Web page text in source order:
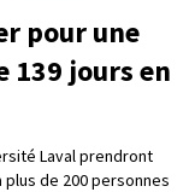
pour une
jours en
Laval prendront
de 200 personnes